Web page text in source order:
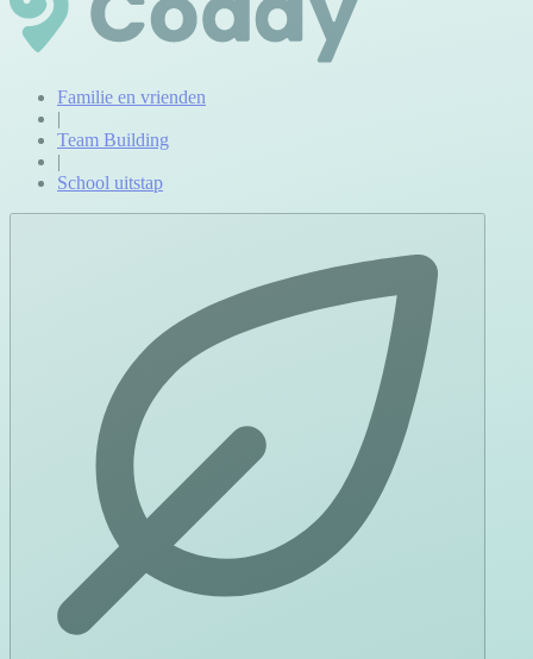
Familie en vrienden
|
Team Building
|
School uitstap